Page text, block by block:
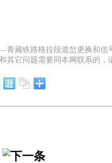
藏铁路格拉段道岔更换和信
其它问题需要同本网联系的